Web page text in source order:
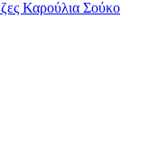
Καρούλια Σούκο